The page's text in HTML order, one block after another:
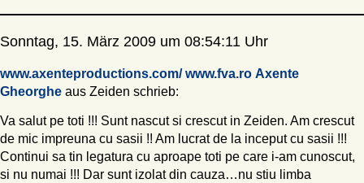
Sonntag, 15. März 2009 um 08:54:11 Uhr
www.axenteproductions.com/ www.fva.ro Axente
Gheorghe aus Zeiden schrieb:
Va salut pe toti !!! Sunt nascut si crescut in Zeiden. Am crescut
de mic impreuna cu sasii !! Am lucrat de la inceput cu sasii !!!
Continui sa tin legatura cu aproape toti pe care i-am cunoscut,
si nu numai !!! Dar sunt izolat din cauza…nu stiu limba